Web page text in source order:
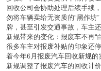
回收公司会协助处理后续手续
勿将车辆卖给无资质的“黑作坊
牌，甚至引发交通事故，车主
新规带来的变化：报废车不再“
很多车主对报废补贴的印象还
着今年6月报废汽车回收新规的
新规调整了报废汽车的回收计